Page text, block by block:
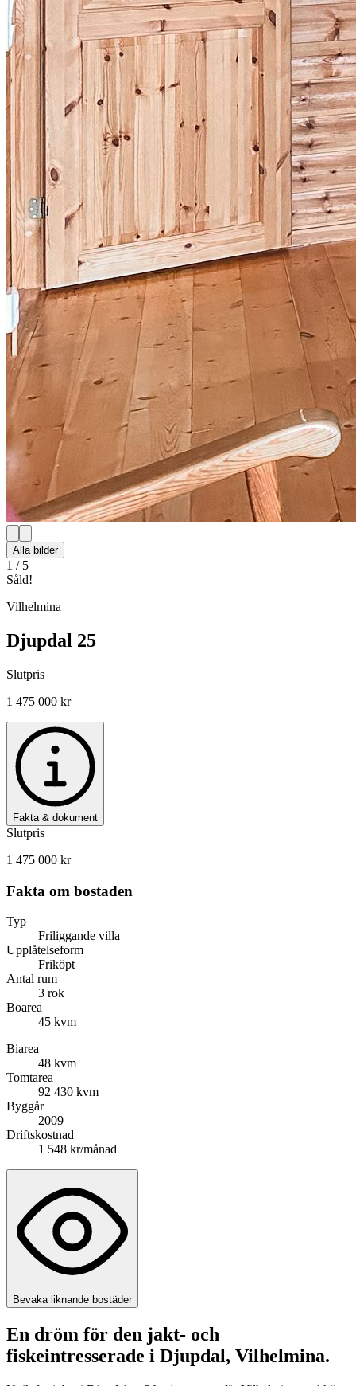
Alla bilder
1 / 5
Såld!
Vilhelmina
Djupdal 25
Slutpris
1 475 000 kr
Fakta & dokument
Slutpris
1 475 000 kr
Fakta om bostaden
Typ
Friliggande villa
Upplåtelseform
Friköpt
Antal rum
3 rok
Boarea
45 kvm
Biarea
48 kvm
Tomtarea
92 430 kvm
Byggår
2009
Driftskostnad
1 548 kr/månad
Bevaka liknande bostäder
En dröm för den jakt- och
fiskeintresserade i Djupdal, Vilhelmina.